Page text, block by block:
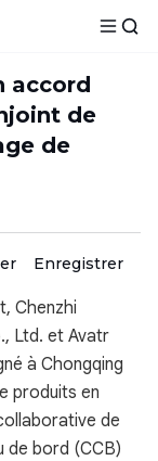
accord
de
de
Enregistrer
Chenzhi
Ltd. et Avatr
à Chongqing
produits en
de
de bord (CCB)